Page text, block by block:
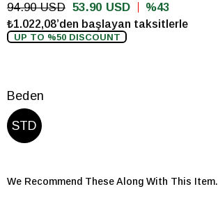
94.90 USD 53.90 USD
43
₺1.022,08’den başlayan taksitlerle
UP TO %50 DISCOUNT
Beden
STD
We Recommend These Along With This Item.